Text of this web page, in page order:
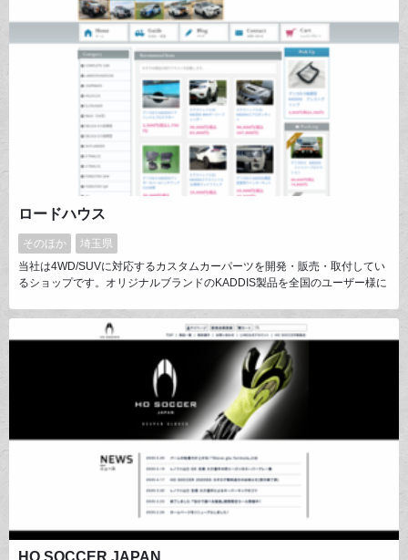
ロードハウス
そのほか
埼玉県
当社は4WD/SUVに対応するカスタムカーパーツを開発・販売・取付してい
るショップです。オリジナルブランドのKADDIS製品を全国のユーザー様に